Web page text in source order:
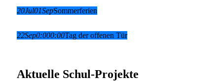
20Jul01SepSommerferien
22Sep0:000:00Tag der offenen Tür
Aktuelle Schul-Projekte